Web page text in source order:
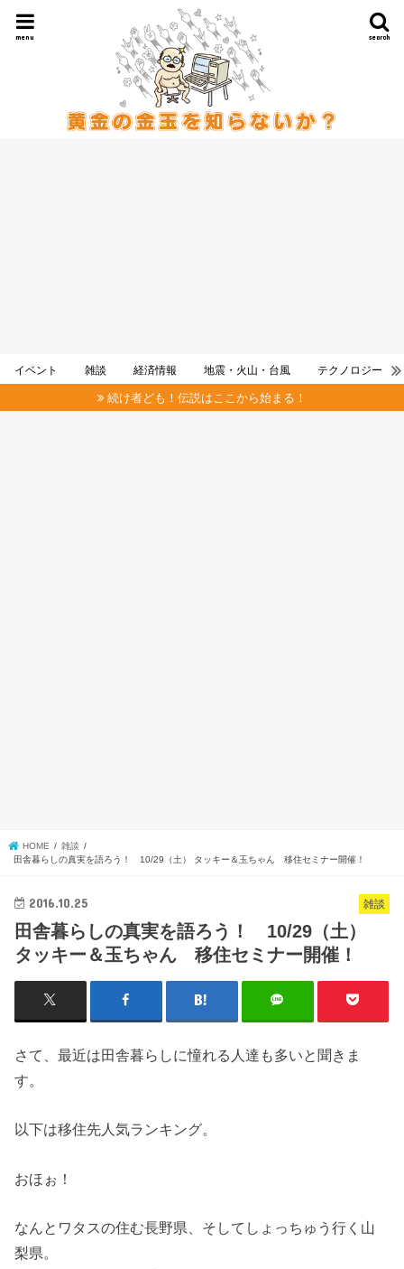
search
menu
イベント 雑談 経済情報 地震・火山・台風 テクノロジー
続け者ども！伝説はここから始まる！
HOME
雑談
田舎暮らしの真実を語ろう！ 10/29（土） タッキー＆玉ちゃん 移住セミナー開催！
雑談
2016.10.25
田舎暮らしの真実を語ろう！ 10/29（土）
タッキー＆玉ちゃん 移住セミナー開催！
さて、最近は田舎暮らしに憧れる人達も多いと聞きま
す。
以下は移住先人気ランキング。
おほぉ！
なんとワタスの住む長野県、そしてしょっちゅう行く山
梨県。